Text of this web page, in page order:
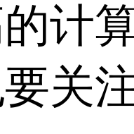
计
要关